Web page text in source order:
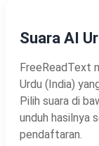
Suara AI
FreeReadText
Urdu (India)
Pilih suara di
unduh hasilnya
pendaftaran.